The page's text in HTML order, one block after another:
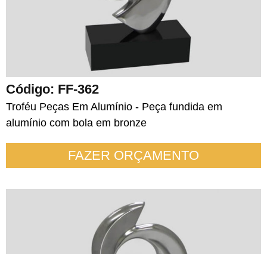
Código: FF-362
Troféu Peças Em Alumínio - Peça fundida em
alumínio com bola em bronze
FAZER ORÇAMENTO